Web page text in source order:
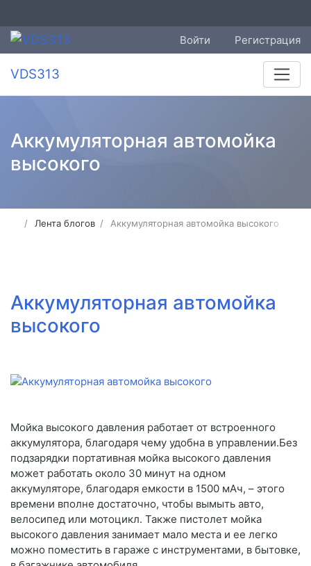
Войти Регистрация
VDS313
Аккумуляторная автомойка
высокого
Лента блогов Аккумуляторная автомойка высокого
Аккумуляторная автомойка
высокого
Мойка высокого давления работает от встроенного
аккумулятора, благодаря чему удобна в управлении.Без
подзарядки портативная мойка высокого давления
может работать около 30 минут на одном
аккумуляторе, благодаря емкости в 1500 мАч, – этого
времени вполне достаточно, чтобы вымыть авто,
велосипед или мотоцикл. Также пистолет мойка
высокого давления занимает мало места и ее легко
можно поместить в гараже с инструментами, в бытовке,